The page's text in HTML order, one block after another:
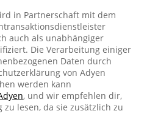
in Partnerschaft mit dem
auch als unabhängiger
Die Verarbeitung einiger
Daten durch
von Adyen
werden kann
, und wir empfehlen dir,
lesen, da sie zusätzlich zu